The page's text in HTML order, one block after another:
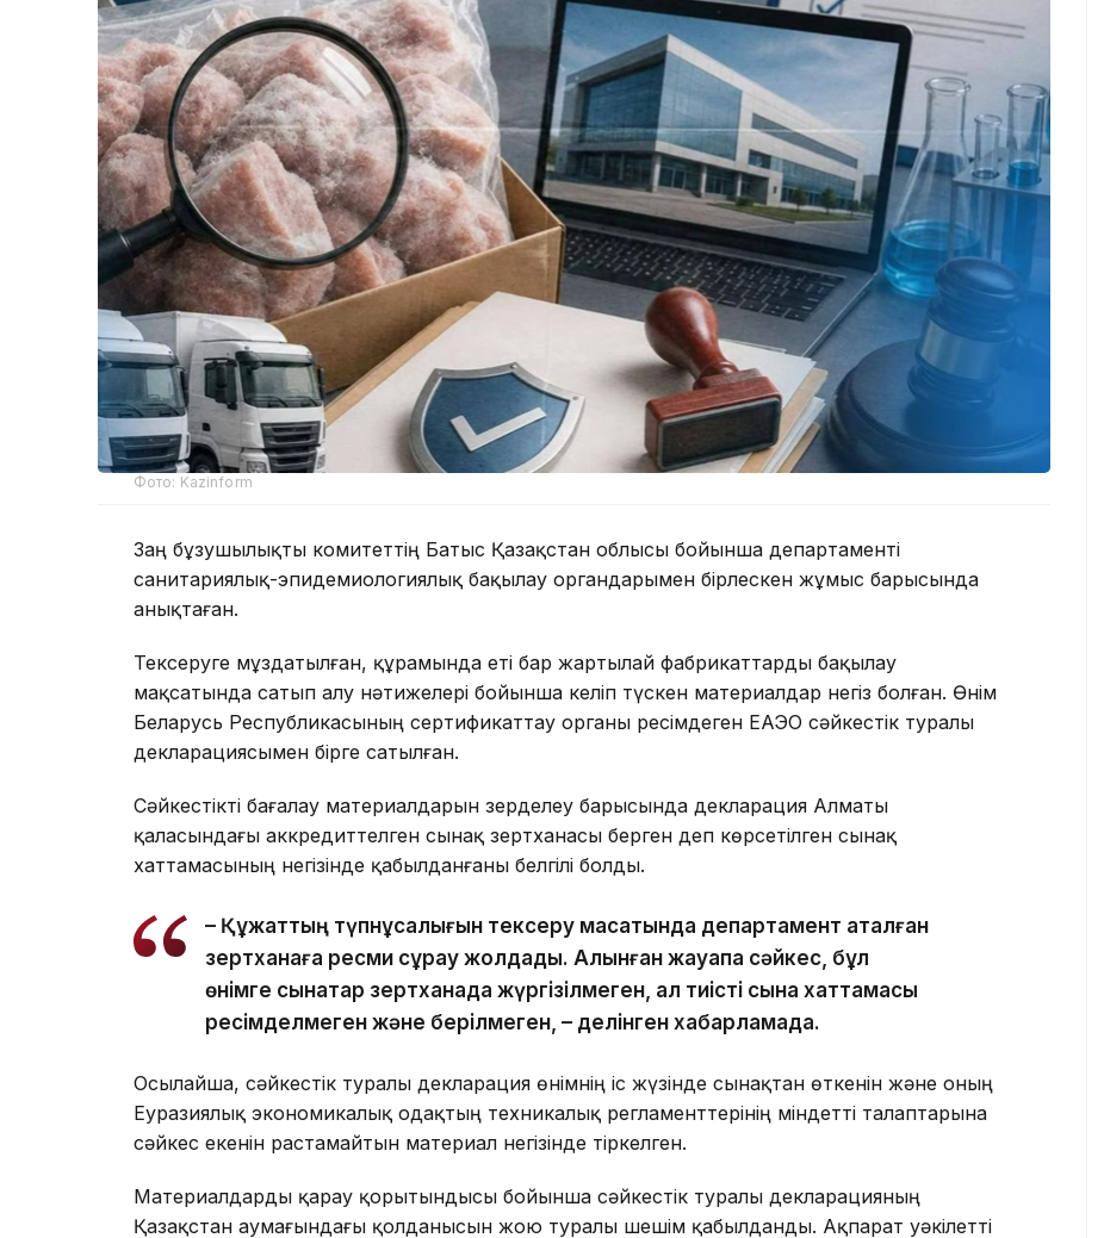
Фото: Kazinform
Заң бұзушылықты комитеттің Батыс Қазақстан облысы бойынша департаменті
санитариялық-эпидемиологиялық бақылау органдарымен бірлескен жұмыс барысында
анықтаған.
Тексеруге мұздатылған, құрамында еті бар жартылай фабрикаттарды бақылау
мақсатында сатып алу нәтижелері бойынша келіп түскен материалдар негіз болған. Өнім
Беларусь Республикасының сертификаттау органы ресімдеген ЕАЭО сәйкестік туралы
декларациясымен бірге сатылған.
Сәйкестікті бағалау материалдарын зерделеу барысында декларация Алматы
қаласындағы аккредиттелген сынақ зертханасы берген деп көрсетілген сынақ
хаттамасының негізінде қабылданғаны белгілі болды.
– Құжаттың түпнұсқалығын тексеру мақсатында департамент аталған
зертханаға ресми сұрау жолдады. Алынған жауапқа сәйкес, бұл
өнімге сынақтар зертханада жүргізілмеген, ал тиісті сынақ хаттамасы
ресімделмеген және берілмеген, – делінген хабарламада.
Осылайша, сәйкестік туралы декларация өнімнің іс жүзінде сынақтан өткенін және оның
Еуразиялық экономикалық одақтың техникалық регламенттерінің міндетті талаптарына
сәйкес екенін растамайтын материал негізінде тіркелген.
Материалдарды қарау қорытындысы бойынша сәйкестік туралы декларацияның
Қазақстан аумағындағы қолданысын жою туралы шешім қабылданды. Ақпарат уәкілетті